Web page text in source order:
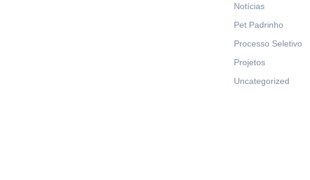
Notícias
Pet Padrinho
Processo Seletivo
Projetos
Uncategorized